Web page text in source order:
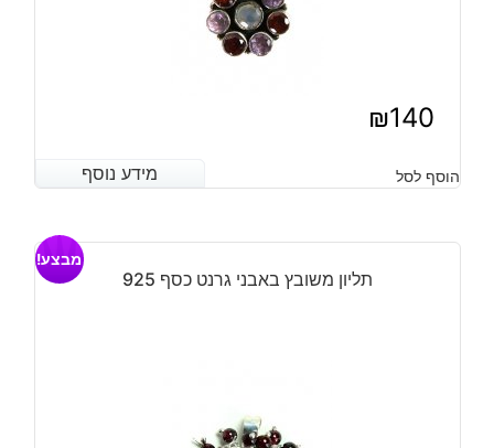
₪140
מידע נוסף הוסף לסל מידע נוסף
תליון משובץ באבני גרנט כסף 925
מבצע!